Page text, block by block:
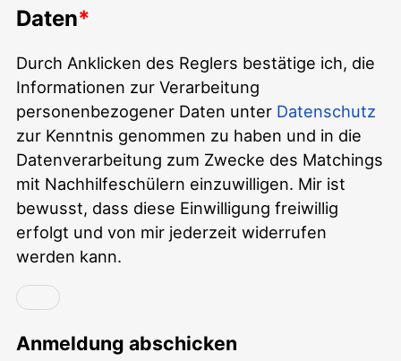
Daten
Durch Anklicken des Reglers bestätige ich, die
Informationen zur Verarbeitung
personenbezogener Daten unter Datenschutz
zur Kenntnis genommen zu haben und in die
Datenverarbeitung zum Zwecke des Matchings
mit Nachhilfeschülern einzuwilligen. Mir ist
bewusst, dass diese Einwilligung freiwillig
erfolgt und von mir jederzeit widerrufen
werden kann.
Anmeldung abschicken